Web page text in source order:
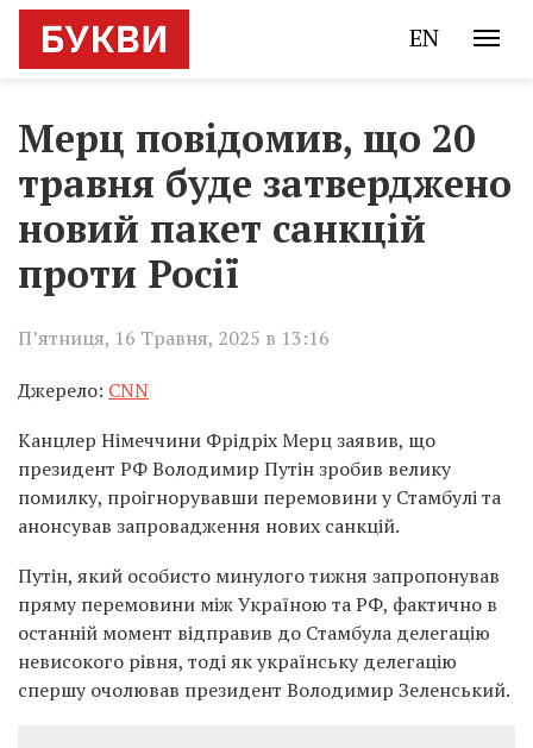
EN
Мерц повідомив, що 20
травня буде затверджено
новий пакет санкцій
проти Росії
П’ятниця, 16 Травня, 2025 в 13:16
Джерело: CNN
Канцлер Німеччини Фрідріх Мерц заявив, що
президент РФ Володимир Путін зробив велику
помилку, проігнорувавши перемовини у Стамбулі та
анонсував запровадження нових санкцій.
Путін, який особисто минулого тижня запропонував
пряму перемовини між Україною та РФ, фактично в
останній момент відправив до Стамбула делегацію
невисокого рівня, тоді як українську делегацію
спершу очолював президент Володимир Зеленський.